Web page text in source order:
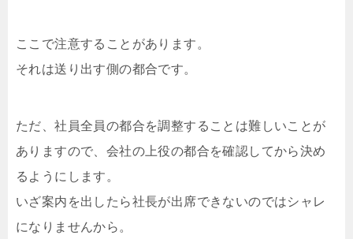
ここで注意することがあります。
それは送り出す側の都合です。
ただ、社員全員の都合を調整することは難しいことが
ありますので、会社の上役の都合を確認してから決め
るようにします。
いざ案内を出したら社長が出席できないのではシャレ
になりませんから。